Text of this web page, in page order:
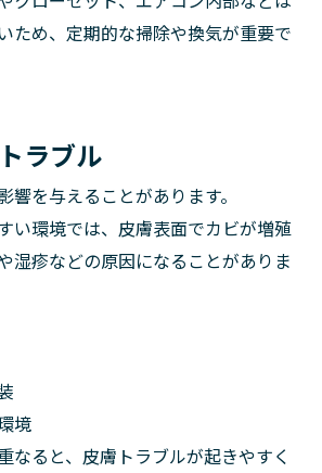
ため、定期的な掃除や換気が重要で
ラブル
響を与えることがあります。
い環境では、皮膚表面でカビが増殖
湿疹などの原因になることがありま
境
なると、皮膚トラブルが起きやすく